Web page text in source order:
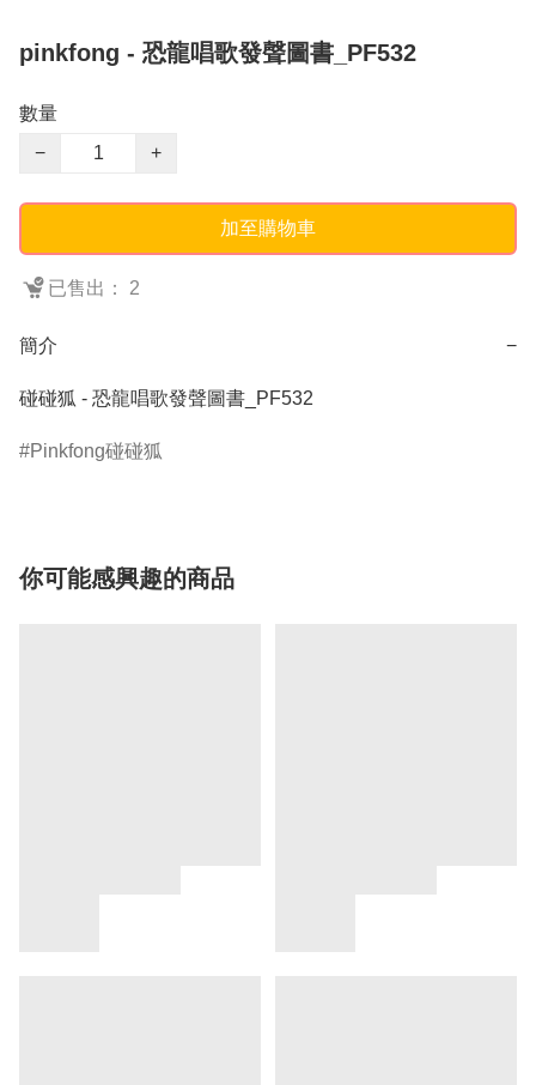
pinkfong - 恐龍唱歌發聲圖書_PF532
數量
−
+
加至購物車
已售出： 2
簡介 −
碰碰狐 - 恐龍唱歌發聲圖書_PF532
Pinkfong碰碰狐
你可能感興趣的商品